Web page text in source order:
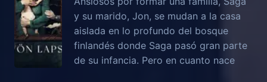
y su marido, Jon, se mudan a la casa
aislada en lo profundo del bosque
finlandés donde Saga pasó gran parte
de su infancia. Pero en cuanto nace